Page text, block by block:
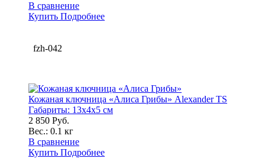
В сравнение
Купить Подробнее
fzh-042
Кожаная ключница «Алиса Грибы» Alexander TS
Габариты: 13x4x5 см
2 850 Руб.
Вес.: 0.1 кг
В сравнение
Купить Подробнее